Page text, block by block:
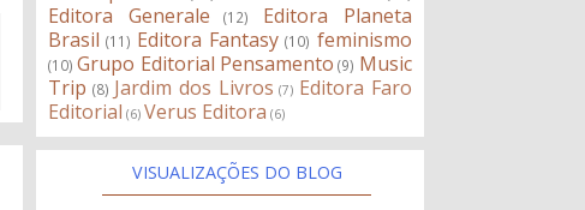
Editora Generale (12)
Editora Planeta
Brasil (11) Editora Fantasy (10) feminismo
(10) Grupo Editorial Pensamento (9) Music
Trip (8) Jardim dos Livros (7) Editora Faro
Editorial (6) Verus Editora (6)
VISUALIZAÇÕES DO BLOG